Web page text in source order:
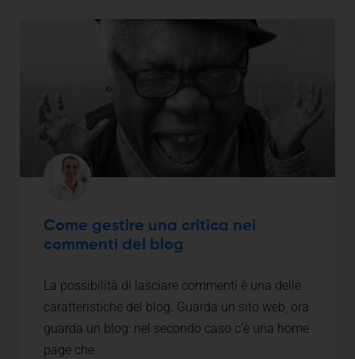
Come gestire una critica nei
commenti del blog
La possibilità di lasciare commenti è una delle
caratteristiche del blog. Guarda un sito web, ora
guarda un blog: nel secondo caso c’è una home
page che